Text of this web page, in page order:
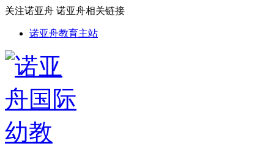
关注诺亚舟 诺亚舟相关链接
诺亚舟教育主站